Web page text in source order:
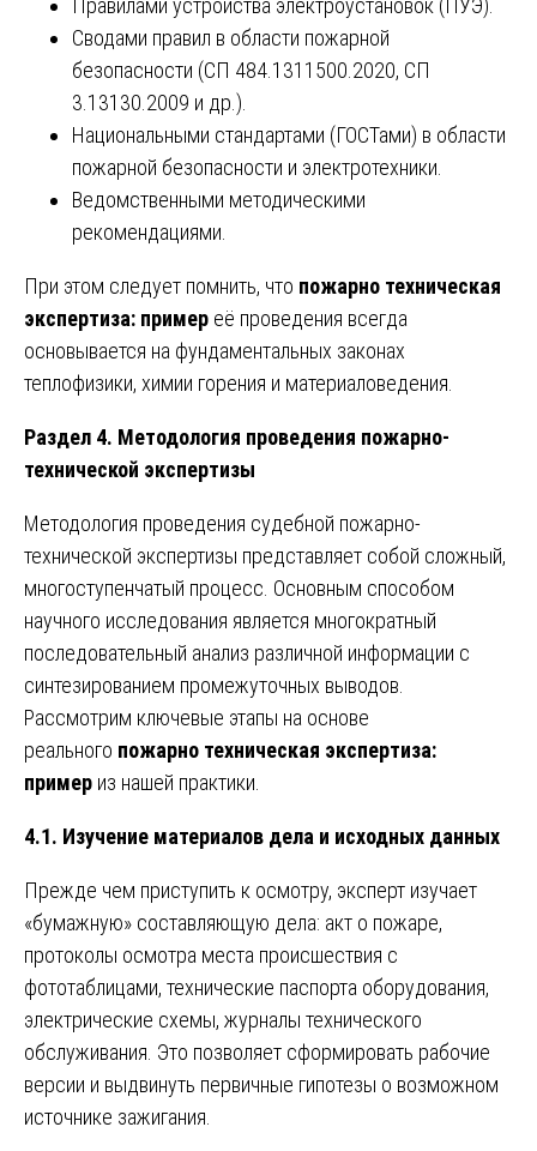
Правилами устройства электроустановок (ПУЭ).
Сводами правил в области пожарной
безопасности (СП 484.1311500.2020, СП
3.13130.2009 и др.).
Национальными стандартами (ГОСТами) в области
пожарной безопасности и электротехники.
Ведомственными методическими
рекомендациями.
При этом следует помнить, что пожарно техническая
экспертиза: пример её проведения всегда
основывается на фундаментальных законах
теплофизики, химии горения и материаловедения.
Раздел 4. Методология проведения пожарно-
технической экспертизы
Методология проведения судебной пожарно-
технической экспертизы представляет собой сложный,
многоступенчатый процесс. Основным способом
научного исследования является многократный
последовательный анализ различной информации с
синтезированием промежуточных выводов.
Рассмотрим ключевые этапы на основе
реального пожарно техническая экспертиза:
пример из нашей практики.
4.1. Изучение материалов дела и исходных данных
Прежде чем приступить к осмотру, эксперт изучает
«бумажную» составляющую дела: акт о пожаре,
протоколы осмотра места происшествия с
фототаблицами, технические паспорта оборудования,
электрические схемы, журналы технического
обслуживания. Это позволяет сформировать рабочие
версии и выдвинуть первичные гипотезы о возможном
источнике зажигания.